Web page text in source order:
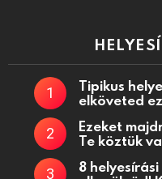
Tipikus
elköveted
Ezeket
Te köztük
8